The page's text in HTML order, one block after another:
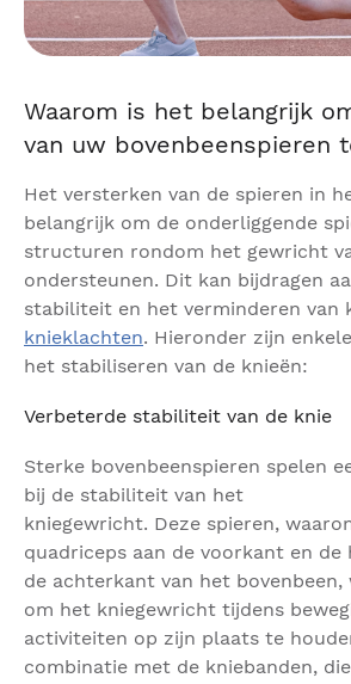
Waarom is het belangrijk
van uw bovenbeenspieren
Het versterken van de spieren in
belangrijk om de onderliggende
structuren rondom het gewricht
ondersteunen. Dit kan bijdragen
stabiliteit en het verminderen van
knieklachten. Hieronder zijn
het stabiliseren van de knieën:
Verbeterde stabiliteit van de knie
Sterke bovenbeenspieren spelen
bij de stabiliteit van het
kniegewricht. Deze spieren,
quadriceps aan de voorkant en de
de achterkant van het bovenbeen,
om het kniegewricht tijdens
activiteiten op zijn plaats te
combinatie met de kniebanden,